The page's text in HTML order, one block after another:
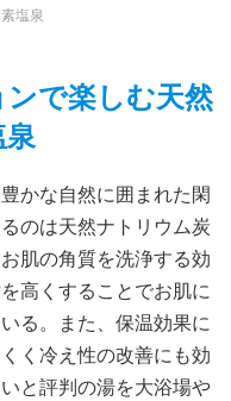
塩泉
で楽しむ天然
かな自然に囲まれた閑
のは天然ナトリウム炭
肌の角質を洗浄する効
高くすることでお肌に
る。また、保温効果に
く冷え性の改善にも効
と評判の湯を大浴場や